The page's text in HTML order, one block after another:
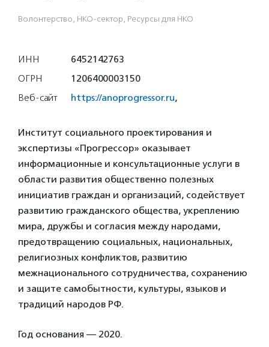
Волонтерство, НКО-сектор, Ресурсы для НКО
ИНН
6452142763
ОГРН
1206400003150
Веб-сайт
https://anoprogressor.ru,
Институт социального проектирования и
экспертизы «Прогрессор» оказывает
информационные и консультационные услуги в
области развития общественно полезных
инициатив граждан и организаций, содействует
развитию гражданского общества, укреплению
мира, дружбы и согласия между народами,
предотвращению социальных, национальных,
религиозных конфликтов, развитию
межнационального сотрудничества, сохранению
и защите самобытности, культуры, языков и
традиций народов РФ.
Год основания — 2020.